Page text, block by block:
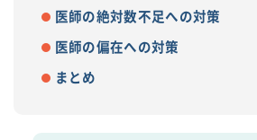
医師の絶対数不足への対策
医師の偏在への対策
まとめ